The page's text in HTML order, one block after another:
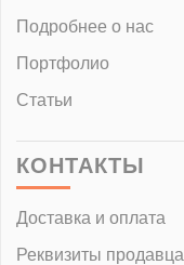
Подробнее о нас
Портфолио
Статьи
КОНТАКТЫ
Доставка и оплата
Реквизиты продавца